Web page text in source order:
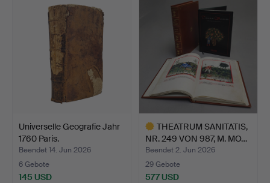
Universelle Geografie Jahr
1760 Paris.
Beendet 14. Jun 2026
6 Gebote
145 USD
THEATRUM SANITATIS,
NR. 249 VON 987, M. MO…
Beendet 2. Jun 2026
29 Gebote
577 USD